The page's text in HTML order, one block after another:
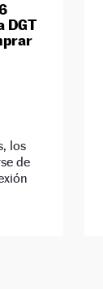
DGT
los
de